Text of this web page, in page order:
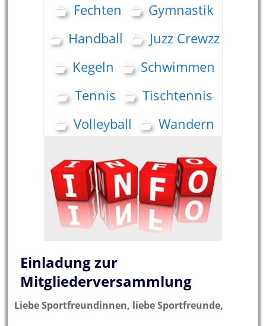
Fechten
Gymnastik
Handball
Juzz Crewzz
Kegeln
Schwimmen
Tennis
Tischtennis
Volleyball
Wandern
Einladung zur
Mitgliederversammlung
Liebe Sportfreundinnen, liebe Sportfreunde,